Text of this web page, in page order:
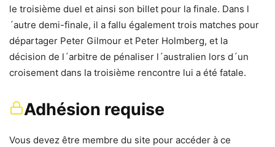
le troisième duel et ainsi son billet pour la finale. Dans l
´autre demi-finale, il a fallu également trois matches pour
départager Peter Gilmour et Peter Holmberg, et la
décision de l´arbitre de pénaliser l´australien lors d´un
croisement dans la troisième rencontre lui a été fatale.
Adhésion requise
Vous devez être membre du site pour accéder à ce